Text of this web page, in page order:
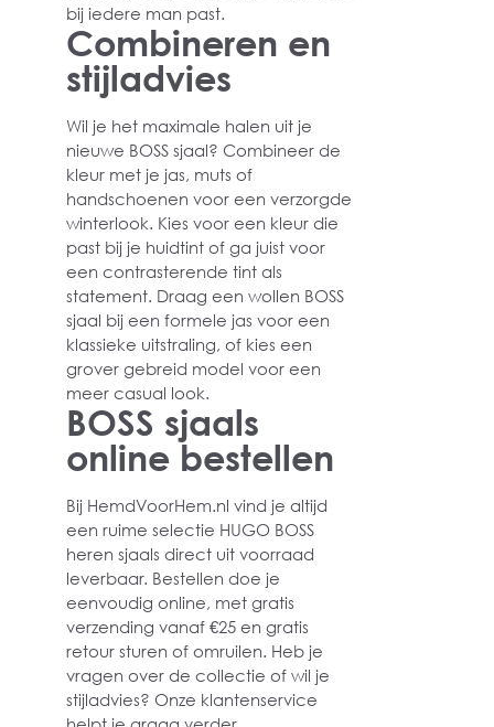
bij iedere man past.
Combineren en
stijladvies
Wil je het maximale halen uit je
nieuwe BOSS sjaal? Combineer de
kleur met je jas, muts of
handschoenen voor een verzorgde
winterlook. Kies voor een kleur die
past bij je huidtint of ga juist voor
een contrasterende tint als
statement. Draag een wollen BOSS
sjaal bij een formele jas voor een
klassieke uitstraling, of kies een
grover gebreid model voor een
meer casual look.
BOSS sjaals
online bestellen
Bij HemdVoorHem.nl vind je altijd
een ruime selectie HUGO BOSS
heren sjaals direct uit voorraad
leverbaar. Bestellen doe je
eenvoudig online, met gratis
verzending vanaf €25 en gratis
retour sturen of omruilen. Heb je
vragen over de collectie of wil je
stijladvies? Onze klantenservice